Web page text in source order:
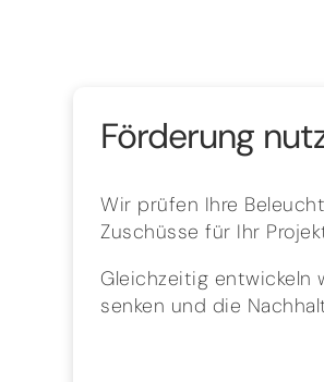
Förderung
Wir prüfen Ihre
Zuschüsse für Ihr
Gleichzeitig entwickeln
senken und die